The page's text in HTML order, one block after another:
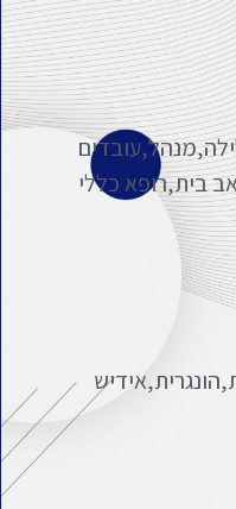
בית,רופא כללי